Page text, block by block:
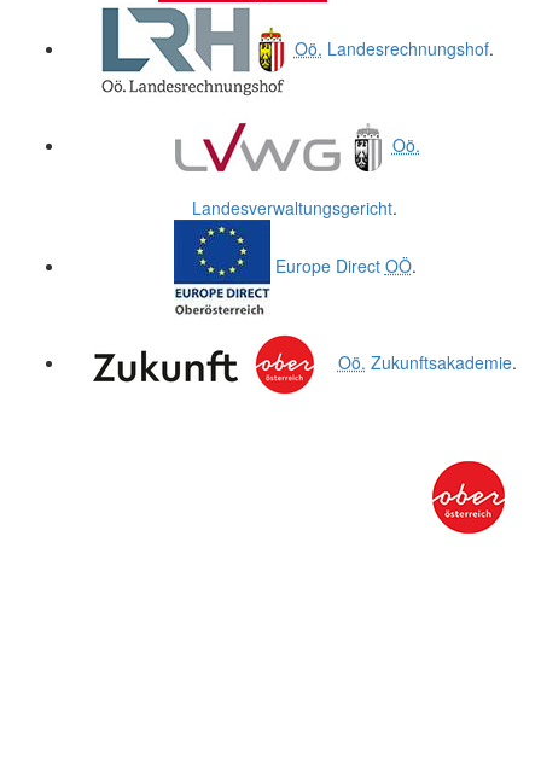
Oö. Landesrechnungshof.
Oö.
Landesverwaltungsgericht.
Europe Direct OÖ.
Oö. Zukunftsakademie.